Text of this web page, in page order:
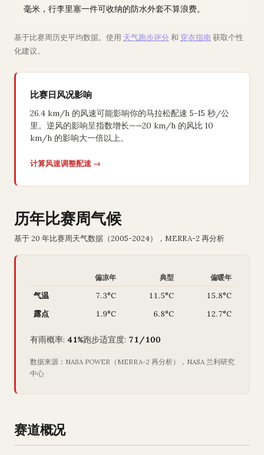
毫米，行李里塞一件可收纳的防水外套不算浪费。
基于比赛周历史平均数据。使用 天气跑步评分 和 穿衣指南获取个性
化建议。
比赛日风况影响
26.4 km/h 的风速可能影响你的马拉松配速 5-15 秒/公
里。逆风的影响呈指数增长——20 km/h 的风比 10
km/h 的影响大一倍以上。
计算风速调整配速 →
历年比赛周气候
基于 20 年比赛周天气数据（2005-2024），MERRA-2 再分析
偏凉年 典型 偏暖年
气温 7.3°C 11.5°C
15.8°C
露点
1.9°C 6.8°C 12.7°C
有雨概率: 41%跑步适宜度: 71/100
数据来源：NASA POWER（MERRA-2 再分析），NASA 兰利研究
中心
赛道概况